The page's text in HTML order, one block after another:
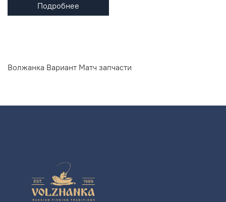
Подробнее
Волжанка Вариант Матч запчасти